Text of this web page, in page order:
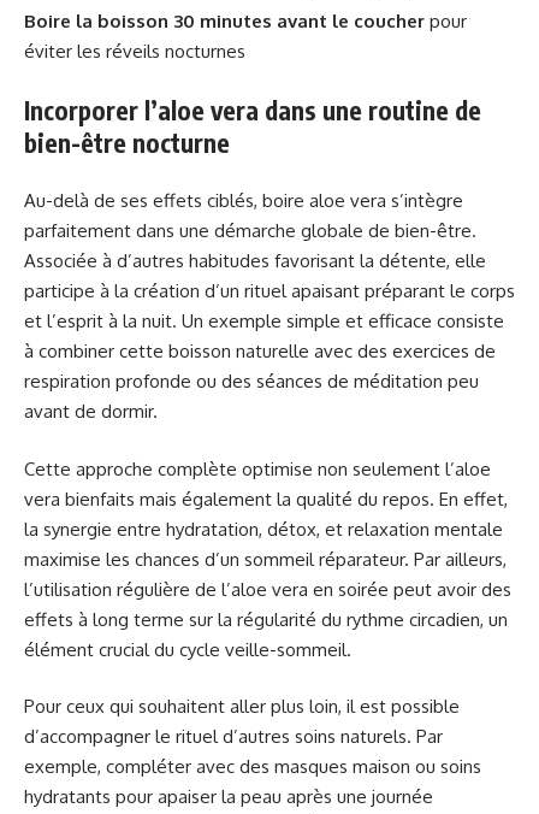
Boire la boisson 30 minutes avant le coucher pour
éviter les réveils nocturnes
Incorporer l’aloe vera dans une routine de
bien-être nocturne
Au-delà de ses effets ciblés, boire aloe vera s’intègre
parfaitement dans une démarche globale de bien-être.
Associée à d’autres habitudes favorisant la détente, elle
participe à la création d’un rituel apaisant préparant le corps
et l’esprit à la nuit. Un exemple simple et efficace consiste
à combiner cette boisson naturelle avec des exercices de
respiration profonde ou des séances de méditation peu
avant de dormir.
Cette approche complète optimise non seulement l’aloe
vera bienfaits mais également la qualité du repos. En effet,
la synergie entre hydratation, détox, et relaxation mentale
maximise les chances d’un sommeil réparateur. Par ailleurs,
l’utilisation régulière de l’aloe vera en soirée peut avoir des
effets à long terme sur la régularité du rythme circadien, un
élément crucial du cycle veille-sommeil.
Pour ceux qui souhaitent aller plus loin, il est possible
d’accompagner le rituel d’autres soins naturels. Par
exemple, compléter avec des masques maison ou soins
hydratants pour apaiser la peau après une journée